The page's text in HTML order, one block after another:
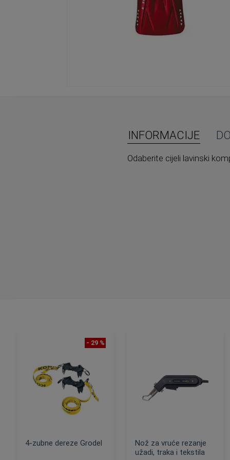
INFORMACIJE
Odaberite cijeli lavinski
- 29 %
4-zubne dereze Grodel
Nož za vruće rezanje
užadi, traka i tekstila